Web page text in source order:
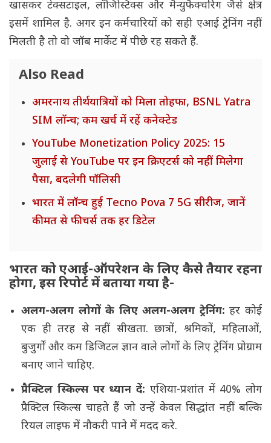
खासकर टेक्सटाइल, लॉजिस्टिक्स और मैन्युफैक्चरिंग जैसे क्षेत्र
इसमें शामिल है. अगर इन कर्मचारियों को सही एआई ट्रेनिंग नहीं
मिलती है तो वो जॉब मार्केट में पीछे रह सकते हैं.
Also Read
अमरनाथ तीर्थयात्रियों को मिला तोहफा, BSNL Yatra
SIM लॉन्च; कम खर्च में रहें कनेक्टेड
YouTube Monetization Policy 2025: 15
जुलाई से YouTube पर इन क्रिएटर्स को नहीं मिलेगा
पैसा, बदलेगी पॉलिसी
भारत में लॉन्च हुई Tecno Pova 7 5G सीरीज, जानें
कीमत से फीचर्स तक हर डिटेल
भारत को एआई-ऑपरेशन के लिए कैसे तैयार रहना
होगा, इस रिपोर्ट में बताया गया है-
अलग-अलग लोगों के लिए अलग-अलग ट्रेनिंग:हर कोई
एक ही तरह से नहीं सीखता. छात्रों, श्रमिकों, महिलाओं,
बुजुर्गों और कम डिजिटल ज्ञान वाले लोगों के लिए ट्रेनिंग प्रोग्राम
बनाए जाने चाहिए.
प्रैक्टिल स्किल्स पर ध्यान दें: एशिया-प्रशांत में 40% लोग
प्रैक्टिल स्किल्स चाहते हैं जो उन्हें केवल सिद्धांत नहीं बल्कि
रियल लाइफ में नौकरी पाने में मदद करे.